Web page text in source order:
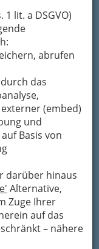
lit. a DSGVO)
abrufen
das
(embed)
und
Basis von
darüber hinaus
Alternative,
Zuge Ihrer
auf das
– nähere
Titel, in
war Do the
der
geltende ist
‚Scratch‘